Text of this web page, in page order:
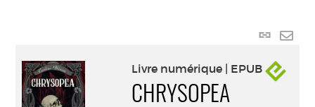
Lien
Livre numérique | EPUB
CHRYSOPEA